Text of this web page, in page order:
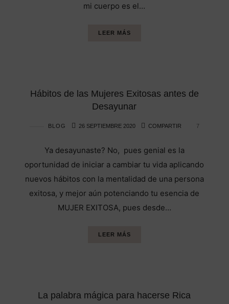
mi cuerpo es el…
LEER MÁS
Hábitos de las Mujeres Exitosas antes de
Desayunar
BLOG 26 SEPTIEMBRE 2020 COMPARTIR 7
Ya desayunaste? No, pues genial es la
oportunidad de iniciar a cambiar tu vida aplicando
nuevos hábitos con la mentalidad de una persona
exitosa, y mejor aún potenciando tu esencia de
MUJER EXITOSA, pues desde…
LEER MÁS
La palabra mágica para hacerse Rica